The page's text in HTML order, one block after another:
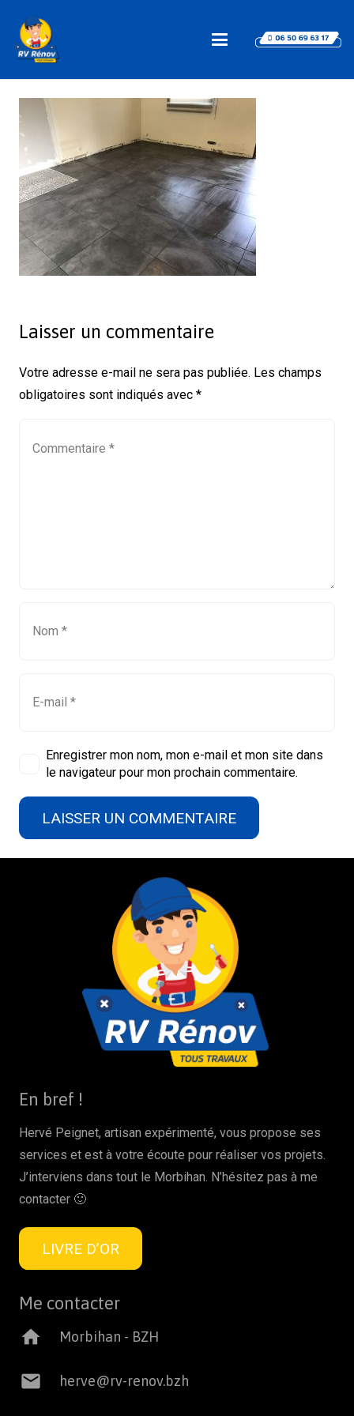
Laisser un commentaire
Votre adresse e-mail ne sera pas publiée. Les champs
obligatoires sont indiqués avec *
Enregistrer mon nom, mon e-mail et mon site dans
le navigateur pour mon prochain commentaire.
LAISSER UN COMMENTAIRE
En bref !
Hervé Peignet, artisan expérimenté, vous propose ses
services et est à votre écoute pour réaliser vos projets.
J’interviens dans tout le Morbihan. N’hésitez pas à me
contacter 🙂
LIVRE D’OR
Me contacter
home Morbihan - BZH
mail herve@rv-renov.bzh